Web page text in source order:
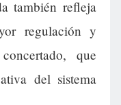
también refleja
regulación y
que
del sistema